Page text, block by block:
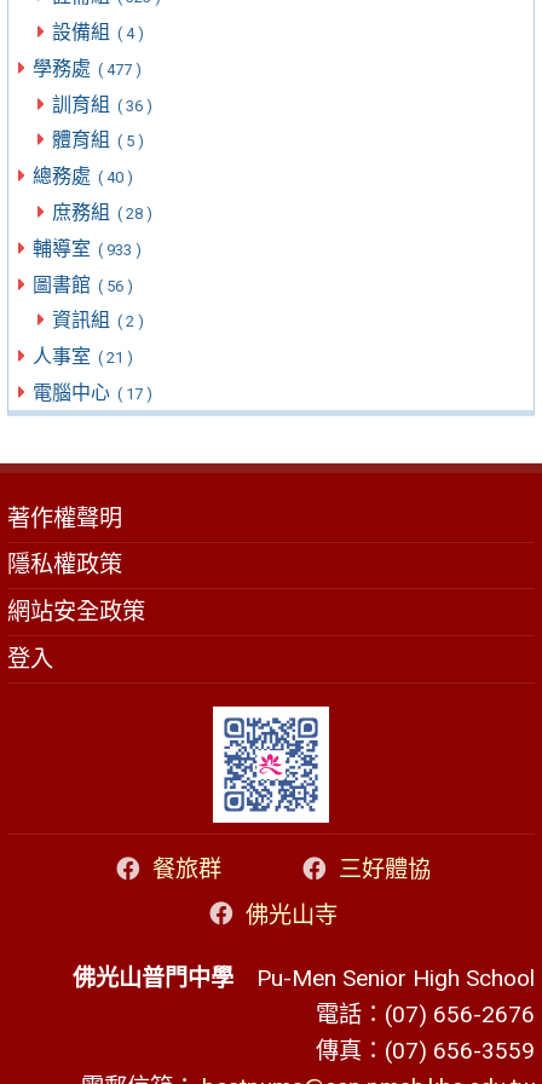
設備組 ( 4 )
學務處 ( 477 )
訓育組 ( 36 )
體育組 ( 5 )
總務處 ( 40 )
庶務組 ( 28 )
輔導室 ( 933 )
圖書館 ( 56 )
資訊組 ( 2 )
人事室 ( 21 )
電腦中心 ( 17 )
著作權聲明
隱私權政策
網站安全政策
登入
餐旅群
三好體協
佛光山寺
佛光山普門中學 Pu-Men Senior High School
電話：(07) 656-2676
傳真：(07) 656-3559